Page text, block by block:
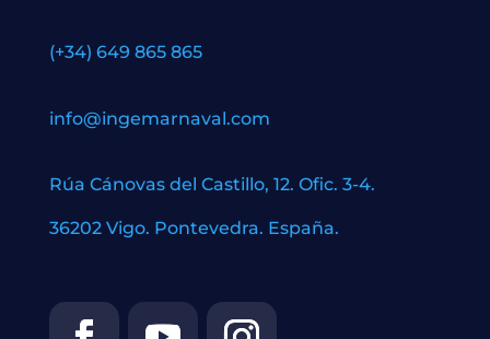
(+34) 649 865 865
info@ingemarnaval.com
Rúa Cánovas del Castillo, 12. Ofic. 3-4.
36202 Vigo. Pontevedra. España.